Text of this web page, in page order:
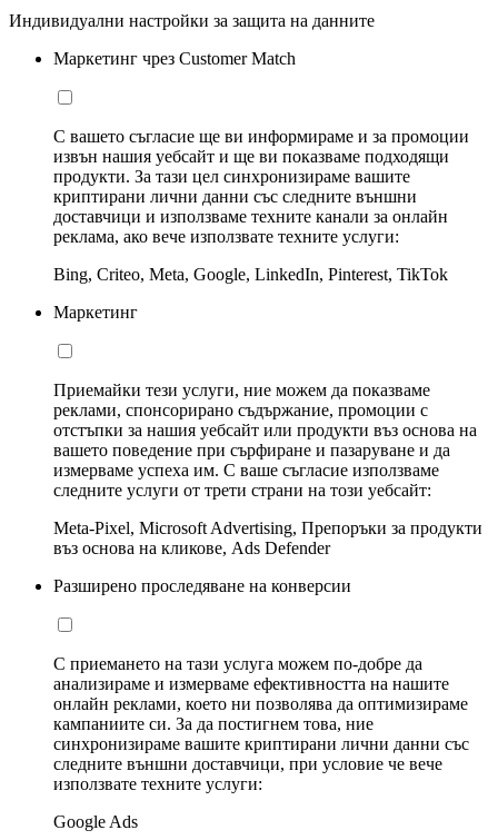
Индивидуални настройки за защита на данните
Маркетинг чрез Customer Match
С вашето съгласие ще ви информираме и за промоции
извън нашия уебсайт и ще ви показваме подходящи
продукти. За тази цел синхронизираме вашите
криптирани лични данни със следните външни
доставчици и използваме техните канали за онлайн
реклама, ако вече използвате техните услуги:
Bing, Criteo, Meta, Google, LinkedIn, Pinterest, TikTok
Маркетинг
Приемайки тези услуги, ние можем да показваме
реклами, спонсорирано съдържание, промоции с
отстъпки за нашия уебсайт или продукти въз основа на
вашето поведение при сърфиране и пазаруване и да
измерваме успеха им. С ваше съгласие използваме
следните услуги от трети страни на този уебсайт:
Meta-Pixel, Microsoft Advertising, Препоръки за продукти
въз основа на кликове, Ads Defender
Разширено проследяване на конверсии
С приемането на тази услуга можем по-добре да
анализираме и измерваме ефективността на нашите
онлайн реклами, което ни позволява да оптимизираме
кампаниите си. За да постигнем това, ние
синхронизираме вашите криптирани лични данни със
следните външни доставчици, при условие че вече
използвате техните услуги:
Google Ads